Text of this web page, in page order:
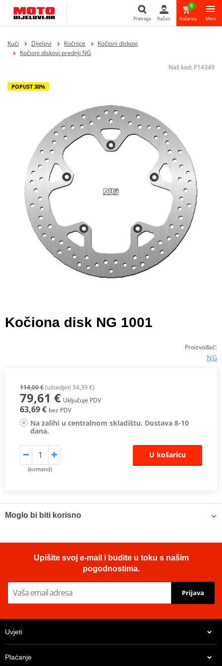
Pretraga Račun
0
Košarica Meni
Kući Dijelovi Kočnice
Kočioni diskovi
Kočioni diskovi prednji NG
Naš kod: P14349
POPUST 30%
Kočiona disk NG 1001
Proizvođač:
NG
114,00 €(uštedjeti 34,39 €)
79,61 € Uključuje PDV
63,69 € bez PDV
Na zalihi u centralnom skladištu. Dostava 8-10
dana.
(komand)
U košaricu
Moglo bi biti korisno
ml (ideal for workshops)
Upišite svoj e-mail i budite u toku s našim
pogodnostima.
Prijava
Uvjeti
Plaćanje